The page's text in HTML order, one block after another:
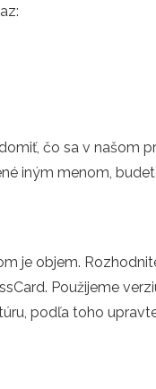
čo sa v našom
iným menom,
je objem.
Použijeme
podľa toho